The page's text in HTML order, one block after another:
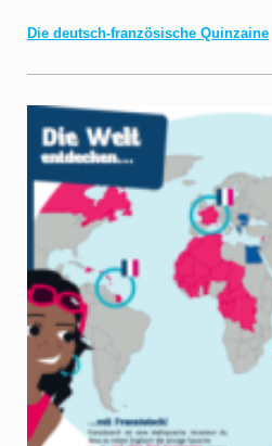
Die deutsch-französische Quinzaine